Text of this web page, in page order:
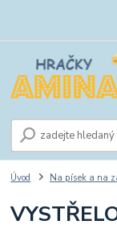
Úvod Na písek a na